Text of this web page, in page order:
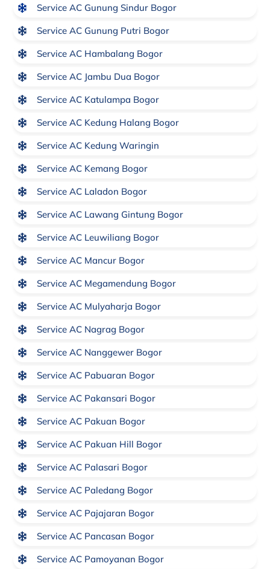
Service AC Gunung Sindur Bogor
Service AC Gunung Putri Bogor
Service AC Hambalang Bogor
Service AC Jambu Dua Bogor
Service AC Katulampa Bogor
Service AC Kedung Halang Bogor
Service AC Kedung Waringin
Service AC Kemang Bogor
Service AC Laladon Bogor
Service AC Lawang Gintung Bogor
Service AC Leuwiliang Bogor
Service AC Mancur Bogor
Service AC Megamendung Bogor
Service AC Mulyaharja Bogor
Service AC Nagrag Bogor
Service AC Nanggewer Bogor
Service AC Pabuaran Bogor
Service AC Pakansari Bogor
Service AC Pakuan Bogor
Service AC Pakuan Hill Bogor
Service AC Palasari Bogor
Service AC Paledang Bogor
Service AC Pajajaran Bogor
Service AC Pancasan Bogor
Service AC Pamoyanan Bogor